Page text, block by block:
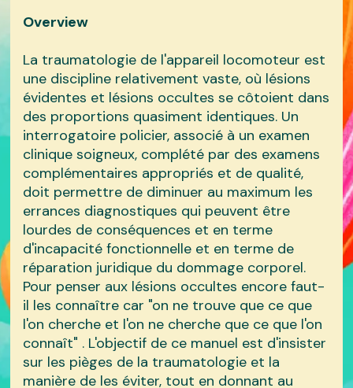
Overview
La traumatologie de l'appareil locomoteur est
une discipline relativement vaste, où lésions
évidentes et lésions occultes se côtoient dans
des proportions quasiment identiques. Un
interrogatoire policier, associé à un examen
clinique soigneux, complété par des examens
complémentaires appropriés et de qualité,
doit permettre de diminuer au maximum les
errances diagnostiques qui peuvent être
lourdes de conséquences et en terme
d'incapacité fonctionnelle et en terme de
réparation juridique du dommage corporel.
Pour penser aux lésions occultes encore faut-
il les connaître car "on ne trouve que ce que
l'on cherche et l'on ne cherche que ce que l'on
connaît" . L'objectif de ce manuel est d'insister
sur les pièges de la traumatologie et la
manière de les éviter, tout en donnant au